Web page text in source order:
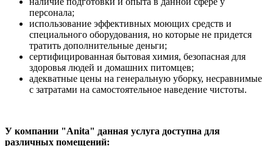
персонала;
использование эффективных моющих средств и
специального оборудования, но которые не придется
тратить дополнительные деньги;
сертифицированная бытовая химия, безопасная для
здоровья людей и домашних питомцев;
адекватные цены на генеральную уборку, несравнимые
с затратами на самостоятельное наведение чистоты.
У компании "Anita" данная услуга доступна для
различных помещений: